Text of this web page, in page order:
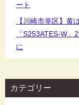
ート
【川崎市幸区】黄
「S253ATES-W
に
カテゴリー